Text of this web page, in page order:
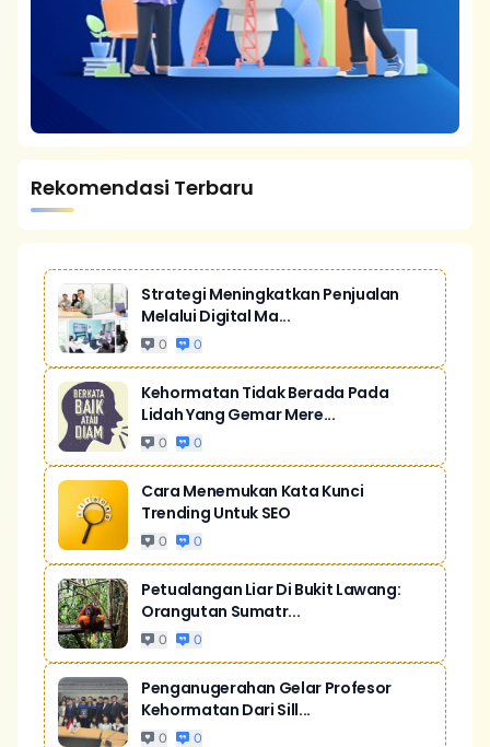
Rekomendasi Terbaru
Strategi Meningkatkan Penjualan
Melalui Digital Ma...
0 0
Kehormatan Tidak Berada Pada
Lidah Yang Gemar Mere...
0 0
Cara Menemukan Kata Kunci
Trending Untuk SEO
0 0
Petualangan Liar Di Bukit Lawang:
Orangutan Sumatr...
0 0
Penganugerahan Gelar Profesor
Kehormatan Dari Sill...
0 0